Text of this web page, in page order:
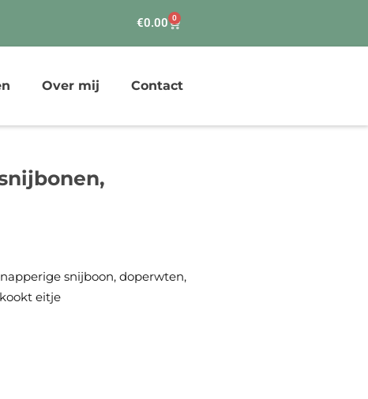
€0.00 0
Winkelwagen
Over mij Contact
snijboon, doperwten,
eitje